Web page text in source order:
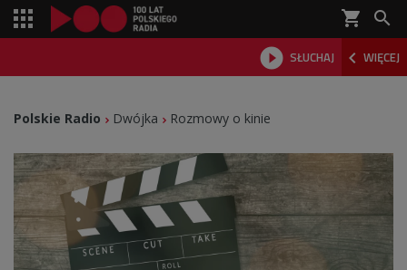
shopping_cart 
 SŁUCHAJ  WIĘCEJ

Polskie Radio Dwójka Rozmowy o kinie